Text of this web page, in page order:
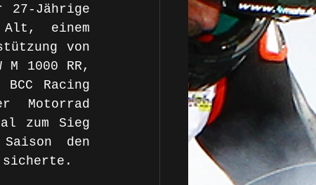
Jährige
einem
von
1000 RR,
Racing
Motorrad
zum Sieg
den
sicherte.